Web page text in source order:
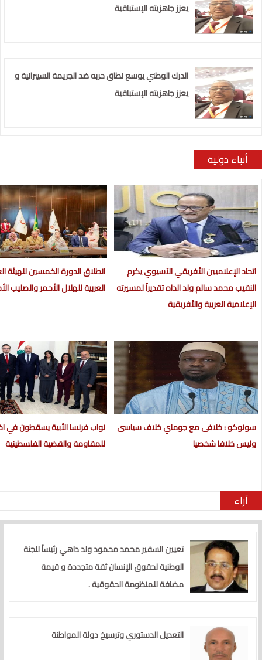
يعزز جاهزيته الإستباقية
الدرك الوطني يوسع نطاق حربه ضد الجريمة السيبرانية و
يعزز جاهزيته الإستباقية
أنباء دولية
اتحاد الإعلاميين الأفريقي الآسيوي يكرم
النقيب محمد سالم ولد الداه تقديراً لمسيرته
الإعلامية العربية والأفريقية
انطلاق الدورة الخمسين للهيئة
العربية للهلال الأحمر والصليب
سونوكو : خلافى مع جوماي خلاف سياسى
وليس خلافا شخصيا
نواب فرنسا الأبية يسقطون في
للمقاومة والقضية الفلسطينية
آراء
تعيين السفير محمد محمود ولد داهي رئيساً للجنة
الوطنية لحقوق الإنسان ثقة متجددة و قيمة
مضافة للمنظومة الحقوقية .
التعديل الدستوري وترسيخ دولة المواطنة